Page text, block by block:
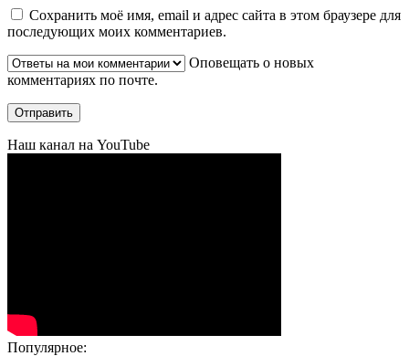
Сохранить моё имя, email и адрес сайта в этом браузере для
последующих моих комментариев.
Оповещать о новых
комментариях по почте.
Наш канал на YouTube
Популярное: